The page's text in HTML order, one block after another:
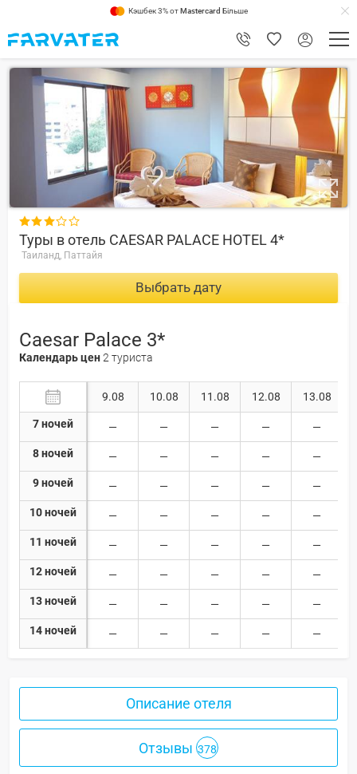
Кэшбек 3% отMastercard Більше
7.2

Туры в отель CAESAR PALACE HOTEL 4*
Таиланд, Паттайя
Выбрать дату
Caesar Palace 3*
Календарь цен2 туриста
7 ночей
8 ночей
9 ночей
10 ночей
11 ночей
12 ночей
13 ночей
14 ночей
9.08 10.08 11.08 12.08 13.08
Описание отеля
Отзывы 378